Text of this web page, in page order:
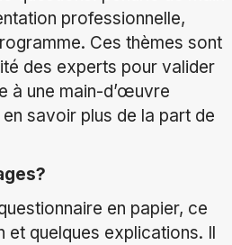
professionnelle,
Ces thèmes sont
des experts pour valider
à une main-d’œuvre
savoir plus de la part de
en papier, ce
et quelques explications. Il